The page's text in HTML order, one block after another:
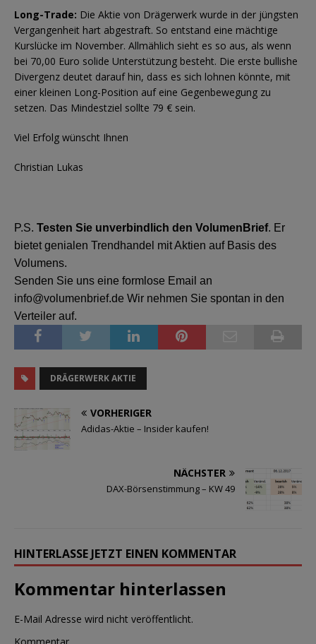
Long-Trade: Die Aktie von Drägerwerk wurde in der jüngsten
Vergangenheit hart abgestraft. So entstand eine mächtige
Kurslücke im November. Allmählich sieht es so aus, als wenn
bei 70,00 Euro solide Unterstützung besteht. Die erste bullishe
Divergenz deutet darauf hin, dass es sich lohnen könnte, mit
einer kleinen Long-Position auf eine Gegenbewegung zu
setzen. Das Mindestziel sollte 79 € sein.
Viel Erfolg wünscht Ihnen
Christian Lukas
P.S. Testen Sie unverbindlich den VolumenBrief. Er
bietet genialen Trendhandel mit Aktien auf Basis des
Volumens.
Senden Sie uns eine formlose Email an
info@volumenbrief.de Wir nehmen Sie spontan in den
Verteiler auf.
DRÄGERWERK AKTIE
VORHERIGER
Adidas-Aktie – Insider kaufen!
NÄCHSTER
DAX-Börsenstimmung – KW 49
HINTERLASSE JETZT EINEN KOMMENTAR
Kommentar hinterlassen
E-Mail Adresse wird nicht veröffentlicht.